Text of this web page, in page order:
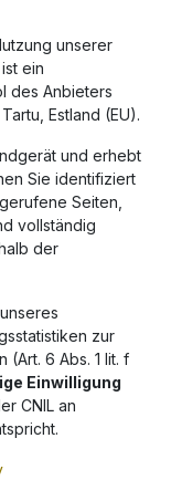
unserer
ein
des Anbieters
Estland (EU).
und erhebt
Sie identifiziert
Seiten,
vollständig
der
zur
6 Abs. 1 lit. f
Einwilligung
CNIL an